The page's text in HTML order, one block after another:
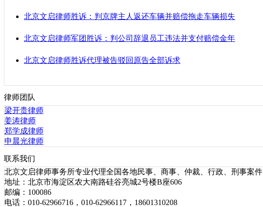
北京文启律师胜诉：判京牌主人返还车辆并赔偿拖走车辆损失
北京文启律师军团胜诉：判公司辞退员工违法并支付赔偿金年
北京文启律师胜诉代理被告驳回原告全部诉求
律师团队
梁开贵律师
姜涛律师
郑学成律师
申晨光律师
联系我们
北京文启律师事务所专业代理全国各地民事、商事、仲裁、行政、刑事案件
地址：北京市海淀区农大南路硅谷亮城2号楼B座606
邮编：100086
电话：010-62966716，010-62966117，18601310208